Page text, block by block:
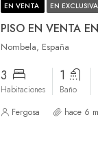
EN VENTA EN EXCLUSIVA
PISO EN VENTA
Nombela, España
3
Habitaciones
1
Baño
Fergosa
hace 6